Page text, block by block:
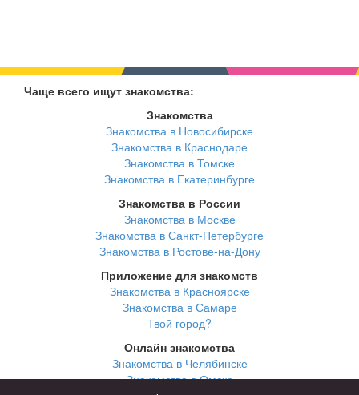
Чаще всего ищут знакомства:
Знакомства
Знакомства в Новосибирске
Знакомства в Краснодаре
Знакомства в Томске
Знакомства в Екатеринбурге
Знакомства в России
Знакомства в Москве
Знакомства в Санкт-Петербурге
Знакомства в Ростове-на-Дону
Приложение для знакомств
Знакомства в Красноярске
Знакомства в Самаре
Твой город?
Онлайн знакомства
Знакомства в Челябинске
Знакомства в Омске